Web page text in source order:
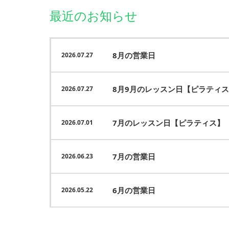
最近のお知らせ
2026.07.27 8月の営業日
2026.07.27 8月9月のレッスン日【ピラティ
2026.07.01 7月のレッスン日【ピラティス】
2026.06.23 7月の営業日
2026.05.22 6月の営業日